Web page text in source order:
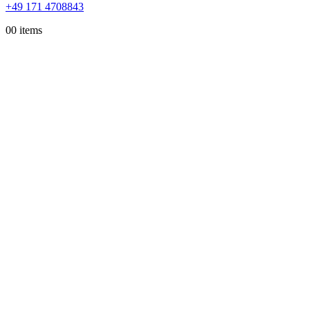
+49 171 4708843
00 items